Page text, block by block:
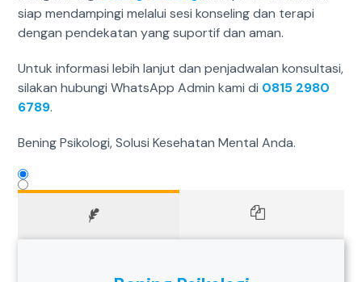
siap mendampingi melalui sesi konseling dan terapi
dengan pendekatan yang suportif dan aman.
Untuk informasi lebih lanjut dan penjadwalan konsultasi,
silakan hubungi WhatsApp Admin kami di 0815 2980
6789.
Bening Psikologi, Solusi Kesehatan Mental Anda.